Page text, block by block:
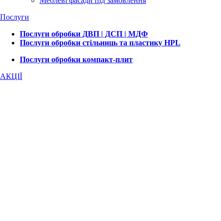
Послуги
Послуги обробки ДВП | ДСП | МДФ
Послуги обробки стільниць та пластику HPL
Послуги обробки компакт-плит
АКЦІЇ